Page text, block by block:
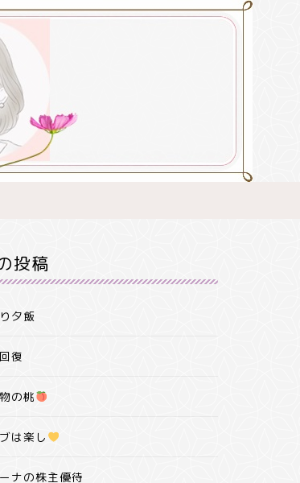
投稿
夕飯
復
の桃
は楽し
ナの株主優待